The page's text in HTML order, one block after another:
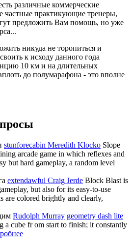
различные коммерческие
частные практикующие тренеры,
предложить Вам помощь, но уже
никуда не торопиться и
к исходу данного года
10 км и на длительных
до полумарафона - это вполне
stunforecabin Meredith Klocko Slope
arcade game in which reflexes and
but hard gameplay, a random level
extendawful Craig Jerde Block Blast is
but also for its easy-to-use
are colored brightly and clearly,
Rudolph Murray geometry dash lite
a cube fr om start to finish; it constantly